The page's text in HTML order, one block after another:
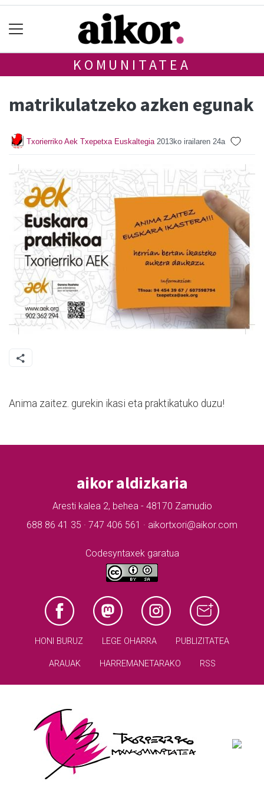
KOMUNITATEA
matrikulatzeko azken egunak
Txorierriko Aek Txepetxa Euskaltegia 2013ko irailaren 24a
Anima zaitez. gurekin ikasi eta praktikatuko duzu!
aikor aldizkaria
Aresti kalea 2, behea - 48170 Zamudio
688 86 41 35 · 747 406 561 · aikortxori@aikor.com
Codesyntaxek garatua
HONI BURUZ LEGE OHARRA PUBLIZITATEA
ARAUAK HARREMANETARAKO RSS